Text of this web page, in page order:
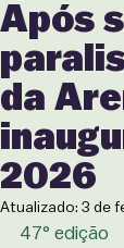
Após
da
2026
Atualizado: 3 de
47° edição